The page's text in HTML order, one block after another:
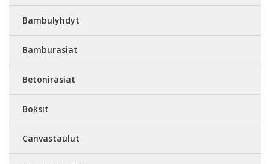
Bambulyhdyt
Bamburasiat
Betonirasiat
Boksit
Canvastaulut